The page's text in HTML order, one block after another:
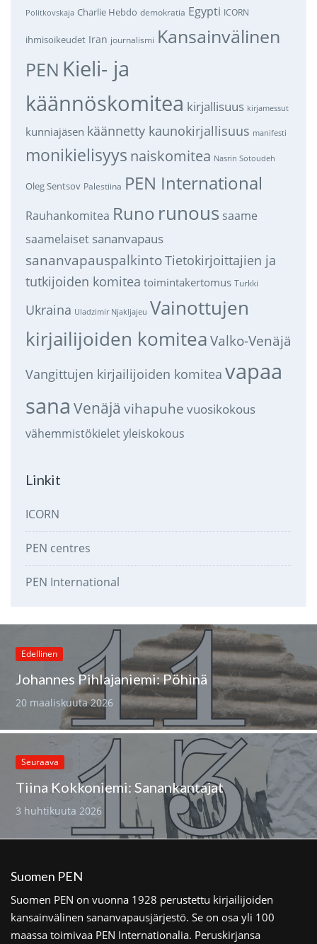
Politkovskaja Charlie Hebdo demokratia Egypti ICORN
ihmisoikeudet Iran journalismi Kansainvälinen
PEN Kieli- ja
käännöskomitea kirjallisuus kirjamessut
kunniajäsen käännetty kaunokirjallisuus manifesti
monikielisyys naiskomitea Nasrin Sotoudeh
Oleg Sentsov Palestiina PEN International
Rauhankomitea Runo runous saame
saamelaiset sananvapaus
sananvapauspalkintoTietokirjoittajien ja
tutkijoiden komitea toimintakertomus Turkki
Ukraina Uladzimir Njakljajeu Vainottujen
kirjailijoiden komitea Valko-Venäjä
Vangittujen kirjailijoiden komitea vapaa
sana Venäjä vihapuhe vuosikokous
vähemmistökieletyleiskokous
Linkit
ICORN
PEN centres
PEN International
Edellinen
Johannes Pihlajaniemi: Pöhinä
20 maaliskuuta 2026
Seuraava
Tiina Kokkoniemi: Sanankantajat
3 huhtikuuta 2026
Suomen PEN
Suomen PEN on vuonna 1928 perustettu kirjailijoiden
kansainvälinen sananvapausjärjestö. Se on osa yli 100
maassa toimivaa PEN Internationalia. Peruskirjansa